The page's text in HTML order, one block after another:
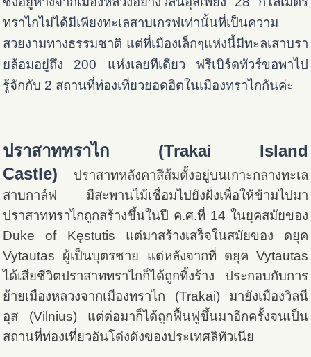
ทราไกไม่ได้มีเพียงทะเลสาบเกรฟเท่านั้นที่เป็นความ
สวยงามทางธรรมชาติ แต่ที่เมืองเล็กๆแห่งนี้มีทะลเสาบรา
ยล้อมอยู่ถึง 200 แห่งเลยทีเดียว ฟรีเบิร์ดทัวร์ขอพาไป
รู้จักกับ 2 สถานที่ท่องเที่ยวยอดฮิตในเมืองทราไกกันค่ะ
ปราสาททราไก (Trakai Island
Castle)
ปราสาทหลังคาสีส้มตั้งอยู่บนเกาะกลางทะเล
สาบกาล์ฟ มีสะพานไม้เชื่อมไปยังฝั่งเพื่อให้ข้ามไปมา
ปราสาททราไกถูกสร้างขึ้นในปี ค.ศ.ที่ 14 ในยุคสมัยของ
Duke of Kęstutis แต่มาสร้างเสร็จในสมัยของ ดยุค
Vytautas ผู้เป็นบุตรชาย แต่หลังจากที่ ดยุค Vytautas
ได้เสียชีวิตปราสาททราไกก็ได้ถูกทิ้งร้าง ประกอบกับการ
ย้ายเมืองหลวงจากเมืองทราไก (Trakai) มายังเมืองวิลนี
อุส (Vilnius) แต่ต่อมาก็ได้ถูกฟื้นฟูขึ้นมาอีกครั้งจนเป็น
สถานที่ท่องเที่ยวอันโด่งดังของประเทศลิทัวเนีย